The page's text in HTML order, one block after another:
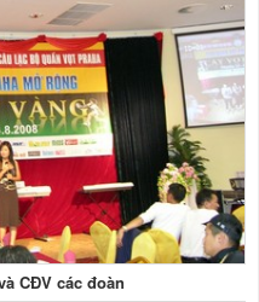
CĐV các đoàn